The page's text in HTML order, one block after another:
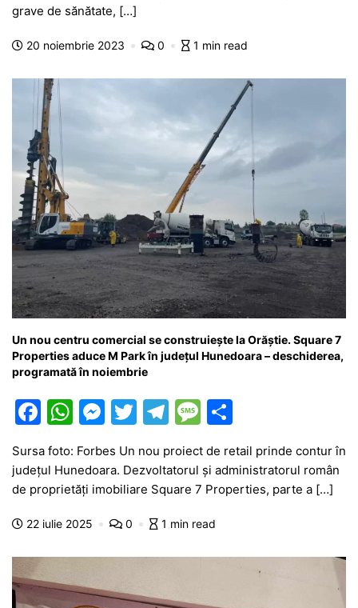
e
b
o
o
k
s
A
p
p
s
e
g
a
m
a
e
a
z
ă
grave de sănătate, […]
20 noiembrie 2023 0 1 min read
Un nou centru comercial se construiește la Orăștie. Square 7
Properties aduce M Park în județul Hunedoara – deschiderea,
programată în noiembrie
F
a
c
e
b
o
k
W
at
s
A
p
M
s
s
e
n
g
er
T
itt
er
T
el
e
gr
a
M
s
s
a
g
e
ar
ta
je
ă
Sursa foto: Forbes Un nou proiect de retail prinde contur în
județul Hunedoara. Dezvoltatorul și administratorul român
de proprietăți imobiliare Square 7 Properties, parte a […]
22 iulie 2025 0 1 min read